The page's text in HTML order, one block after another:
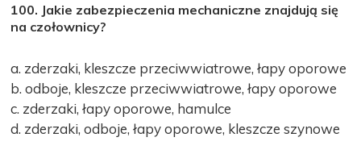
100. Jakie zabezpieczenia mechaniczne znajdują się
na czołownicy?
a. zderzaki, kleszcze przeciwwiatrowe, łapy oporowe
b. odboje, kleszcze przeciwwiatrowe, łapy oporowe
c. zderzaki, łapy oporowe, hamulce
d. zderzaki, odboje, łapy oporowe, kleszcze szynowe